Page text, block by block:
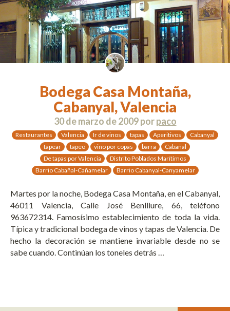
Bodega Casa Montaña,
Cabanyal, Valencia
30 de marzo de 2009porpaco
Restaurantes Valencia Ir de vinos tapas Aperitivos
Cabanyal
tapear
tapeo vino por copas barra
Cabañal
De tapas por Valencia
Distrito Poblados Marítimos
Barrio Cabañal-Cañamelar
Barrio Cabanyal-Canyamelar
Martes por la noche, Bodega Casa Montaña, en el Cabanyal,
46011 Valencia, Calle José Benlliure, 66, teléfono
963672314. Famosísimo establecimiento de toda la vida.
Típica y tradicional bodega de vinos y tapas de Valencia. De
hecho la decoración se mantiene invariable desde no se
sabe cuando. Continúan los toneles detrás …